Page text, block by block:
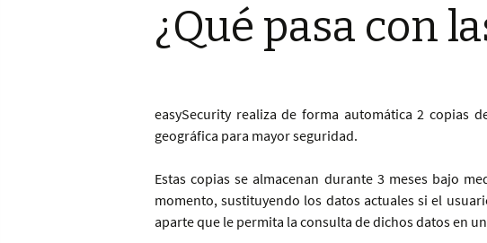
¿Qué pasa con
easySecurity realiza de forma automática 2 copias
geográfica para mayor seguridad.
Estas copias se almacenan durante 3 meses bajo
momento, sustituyendo los datos actuales si el
aparte que le permita la consulta de dichos datos en